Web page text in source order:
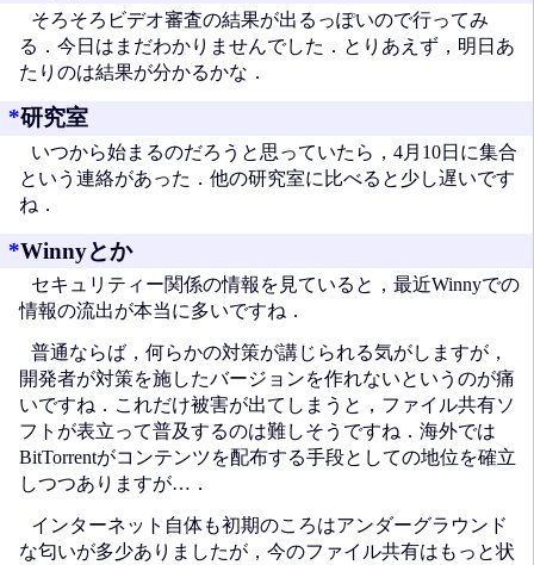
そろそろビデオ審査の結果が出るっぽいので行ってみ
る．今日はまだわかりませんでした．とりあえず，明日あ
たりのは結果が分かるかな．
*研究室
いつから始まるのだろうと思っていたら，4月10日に集合
という連絡があった．他の研究室に比べると少し遅いです
ね．
*Winnyとか
セキュリティー関係の情報を見ていると，最近Winnyでの
情報の流出が本当に多いですね．
普通ならば，何らかの対策が講じられる気がしますが，
開発者が対策を施したバージョンを作れないというのが痛
いですね．これだけ被害が出てしまうと，ファイル共有ソ
フトが表立って普及するのは難しそうですね．海外では
BitTorrentがコンテンツを配布する手段としての地位を確立
しつつありますが…．
インターネット自体も初期のころはアンダーグラウンド
な匂いが多少ありましたが，今のファイル共有はもっと状